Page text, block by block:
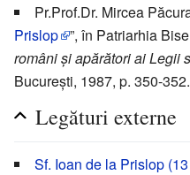
Pr.Prof.Dr. Mircea
Prislop ”, în Patriarhia
români și apărători ai Legii
București, 1987, p. 350-352.
Legături externe
Sf. Ioan de la Prislop